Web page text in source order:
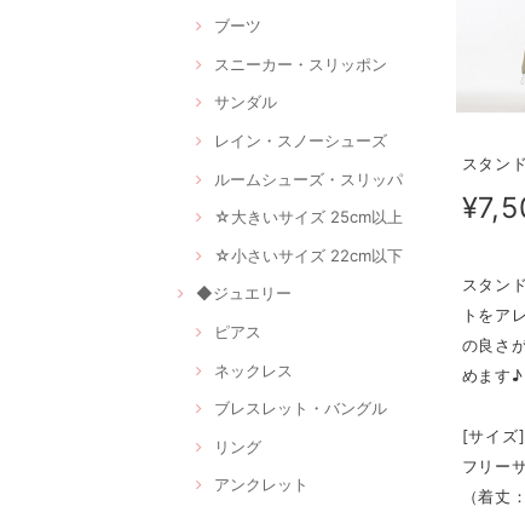
ブーツ
スニーカー・スリッポン
サンダル
レイン・スノーシューズ
ルームシューズ・スリッパ
☆大きいサイズ 25cm以上
☆小さいサイズ 22cm以下
◆ジュエリー
ピアス
ネックレス
ブレスレット・バングル
リング
アンクレット
スタン
スタン
トをア
の良さ
めます♪
[サイズ]
フリー
（着